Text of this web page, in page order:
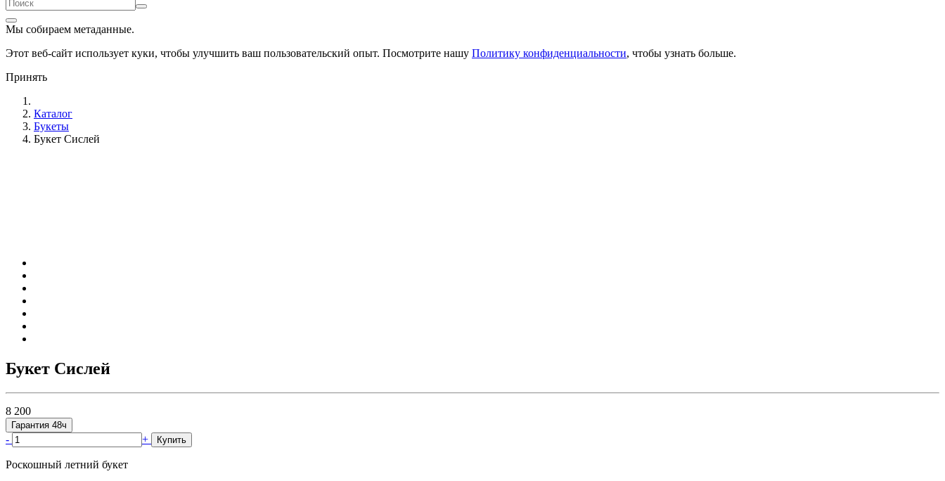
Мы собираем метаданные.
Этот веб-сайт использует куки, чтобы улучшить ваш пользовательский опыт. Посмотрите нашу Политику конфиденциальности, чтобы узнать больше.
Принять
Каталог
Букеты
Букет Сислей
Букет Сислей
8 200
Гарантия 48ч
- + Купить
Роскошный летний букет